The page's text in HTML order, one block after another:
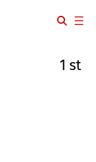
1 st